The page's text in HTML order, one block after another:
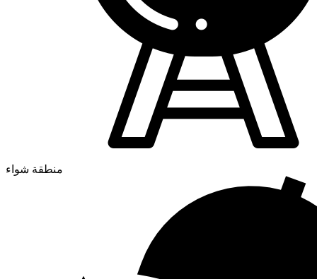
منطقة شواء